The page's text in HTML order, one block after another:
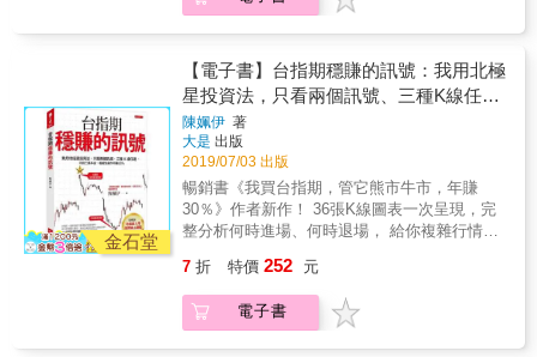
專業交易者。 4)理解三山、三川、三法的架
法，將波段理論簡化成a-b-c波段的串聯。以母
子型態為起始，發現盤整型態的突破點。 5)依
據山川戰法的理論，看到關鍵K棒的發生點，做
為市場進場之依據。以單一六歸型態為基礎，
作為a-b-c波段連續攻擊的起手式。 6)將目前所
有技術分析理論整合成數種K線型態，以山川戰
法來解讀盤勢，讓讀者們清楚了解該如何對
應。 & 管它熊市牛市！ 立足期貨市場，先求不
敗，再圖翻身！ & 熟習山川戰法的理論，熟習
盤感，熟習看圖， 並勤加練習， 您必能很快上
手， 成為期貨市場常勝軍。
倍的好工具！ 靠權證賺錢不難，1000元開始賺
錢的第一步！ 選權證、買權證、賣權證，從新
訣竅一點就通！ ● 從最基礎的概念切入，教你
第一次買賣權證的必學竅門。 賺錢第一步，不
是報明牌，而是先弄懂什麼是權證？從看懂權
證的身分證開始，了解權證型態和槓桿運作原
理、評估風險，進階到如何挑選會賺錢的權
證、參考重要的股市交易量和大盤指標，如何
從發行券商、隱波率、分析報告和售後服務等
面向，找到權證界的資優生。 ● 掌握買賣時機
看跌買認售。梁老師不藏私，一次告訴你判斷
的知識，帶你檢視個股的基本面、技術面和籌
碼面，判斷如何運用行使比例搭配現股操作，
分析什麼時候該履約，什麼時候賣出權證反而
指數中常見「緩漲急跌現象」，這是因為， 指
數上漲就像在爬山漲勢需要用錢去堆、行情走
不快； 跌勢則是資金一退就散，宛如推石頭下
山，滾得又急又快， 所以投資台指期，放空多
半賺得快。 本書作者陳姵伊，原本在軍醫院擔
任朝八晚五的行政文書， 跟許多人一樣，看到
數字就頭痛、一翻開報紙就直接跳過財經版。
十多年前她從軍職退伍後，想找一份收入穩定
又自由的工作， 於是「積極」投入股市，沒想
到一場金融風暴落得她滿手套牢股票， 只能認
虧損賺回。 直到她開始接觸台指期，發現這種
投資工具漲跌容易預測、不用時時盯盤， 只要
專攻一檔（就是台指期，不會滿手股票）鎖定
金石堂
【電子書】台指期穩賺的訊號：我用北極
星投資法，只看兩個訊號、三種K線任
選，不用三萬本金，機械性操作年賺
30％
陳姵伊 著
大是 出版
2019/07/03 出版
暢銷書《我買台指期，管它熊市牛市，年賺
30％》作者新作！ 36張K線圖表一次呈現，完
整分析何時進場、何時退場， 給你複雜行情
近北極的恆星，也是幫助旅行者導航的重要指
標。 不只旅行者需要北極星，想賺錢，你也需
要北極星， 因為這是複雜行情中最簡單的賺錢
7 折 特價 252 元
電子書